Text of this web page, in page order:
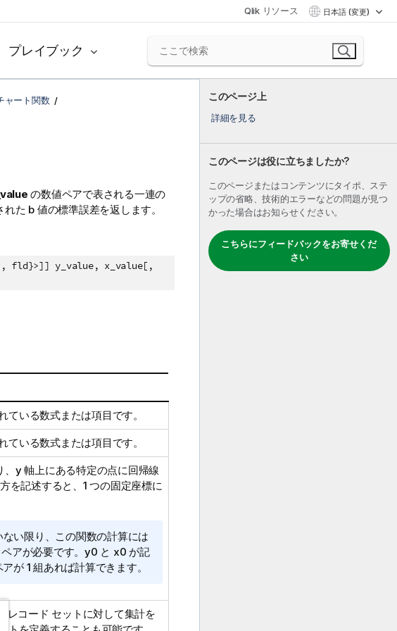
Qlik リソース 日本語 (変更)
プレイブック
このページ上
詳細を見る
このページは役に立ちましたか?
このページまたはコンテンツにタイポ、ステ
ップの省略、技術的エラーなどの問題が見つ
かった場合はお知らせください。
こちらにフィードバックをお寄せくだ
さい
ャート関数
の数値ペアで表される一連の
れた b 値の標準誤差を返します。
fld}>]] y_value, x_value[,
ている数式または項目です。
ている数式または項目です。
、y 軸上にある特定の点に回帰線
を記述すると、1 つの固定座標に
い限り、この関数の計算には
アが必要です。 y0 と x0 が記
が 1 組あれば計算できます。
レコード セットに対して集計を